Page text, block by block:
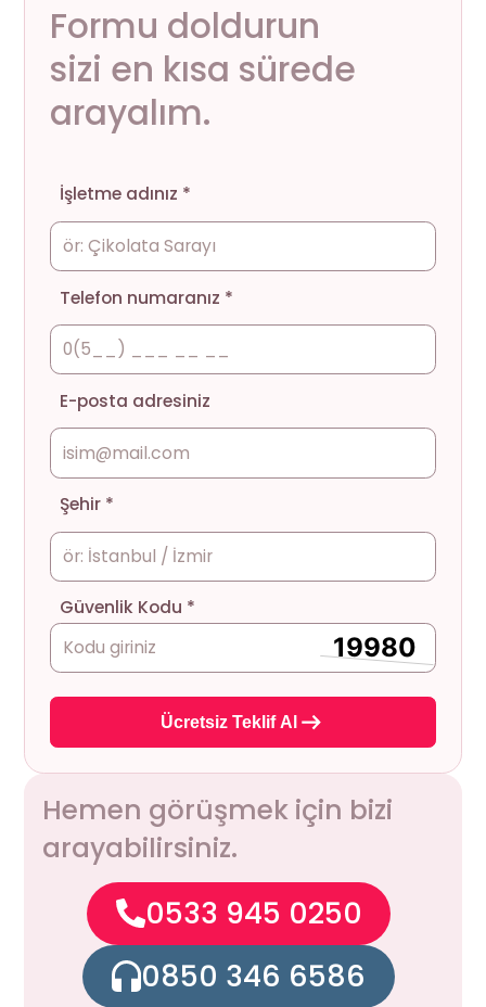
Formu doldurun
sizi en kısa sürede
arayalım.
İşletme adınız *
Telefon numaranız *
E-posta adresiniz
Şehir *
Güvenlik Kodu *
Ücretsiz Teklif Al
Hemen görüşmek için bizi
arayabilirsiniz.
0533 945 0250
0850 346 6586